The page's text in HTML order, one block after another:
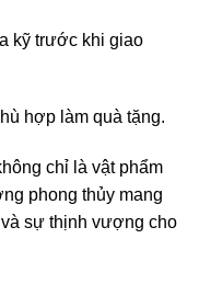
kỹ trước khi giao
hợp làm quà tặng.
chỉ là vật phẩm
phong thủy mang
sự thịnh vượng cho